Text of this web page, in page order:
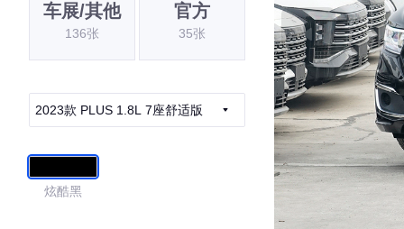
车展/其他
136张
官方
35张
2023款 PLUS 1.8L 7座舒适版
炫酷黑